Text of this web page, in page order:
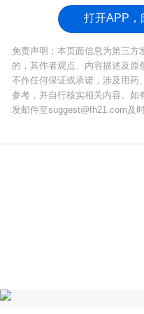
估是否存在营养不良
打开APP，
免责声明：本页面信息为第三方
的，其作者观点、内容描述及原
不作任何保证或承诺，涉及用药
参考，并自行核实相关内容。如
发邮件至suggest@fh21.com及